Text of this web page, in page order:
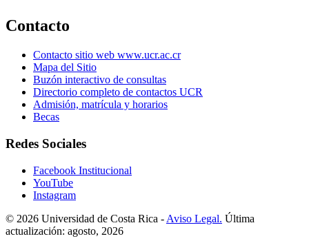
Contacto
Contacto sitio web www.ucr.ac.cr
Mapa del Sitio
Buzón interactivo de consultas
Directorio completo de contactos UCR
Admisión, matrícula y horarios
Becas
Redes Sociales
Facebook Institucional
YouTube
Instagram
© 2026 Universidad de Costa Rica - Aviso Legal. Última
actualización: agosto, 2026